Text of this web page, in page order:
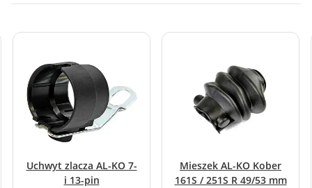
Uchwyt zlacza AL-KO 7-
i 13-pin
Mieszek AL-KO Kober
161S / 251S R 49/53 mm